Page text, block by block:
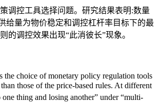
调控工具选择问题。研究结果表明:数量
给量为物价稳定和调控杠杆率目标下的最
调控效果出现“此消彼长”现象。
the choice of monetary policy regulation tools
those of the price-based rules. At different
thing and losing another” under “multi-